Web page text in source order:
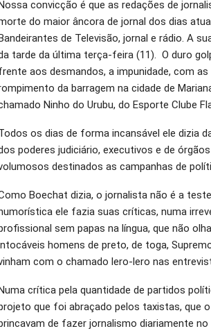
convicção é que as redações de
do maior âncora de jornal dos dias
de Televisão, jornal e rádio. A
tarde da última terça-feira (11). O duro
aos desmandos, a impunidade, com
da barragem na cidade de
Ninho do Urubu, do Esporte Clube
os dias de forma incansável ele dizia
poderes judiciário, executivos e de
destinados as campanhas de
Boechat dizia, o jornalista não é a
ele fazia suas críticas, numa
sem papas na língua, que não
homens de preto, de toga,
com o chamado lero-lero nas
crítica pela quantidade de partidos
que foi abraçado pelos taxistas, que
de fazer jornalismo diariamente